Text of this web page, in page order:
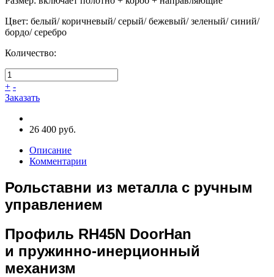
Цвет: белый/ коричневый/ серый/ бежевый/ зеленый/ синий/
бордо/ серебро
Количество:
+ -
Заказать
26 400 руб.
Описание
Комментарии
Рольставни из металла с ручным
управлением
Профиль RH45N DoorHan
и пружинно-инерционный
механизм